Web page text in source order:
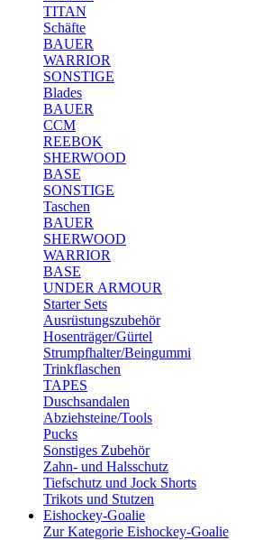
TITAN
Schäfte
BAUER
WARRIOR
SONSTIGE
Blades
BAUER
CCM
REEBOK
SHERWOOD
BASE
SONSTIGE
Taschen
BAUER
SHERWOOD
WARRIOR
BASE
UNDER ARMOUR
Starter Sets
Ausrüstungszubehör
Hosenträger/Gürtel
Strumpfhalter/Beingummi
Trinkflaschen
TAPES
Duschsandalen
Abziehsteine/Tools
Pucks
Sonstiges Zubehör
Zahn- und Halsschutz
Tiefschutz und Jock Shorts
Trikots und Stutzen
Eishockey-Goalie
Zur Kategorie Eishockey-Goalie